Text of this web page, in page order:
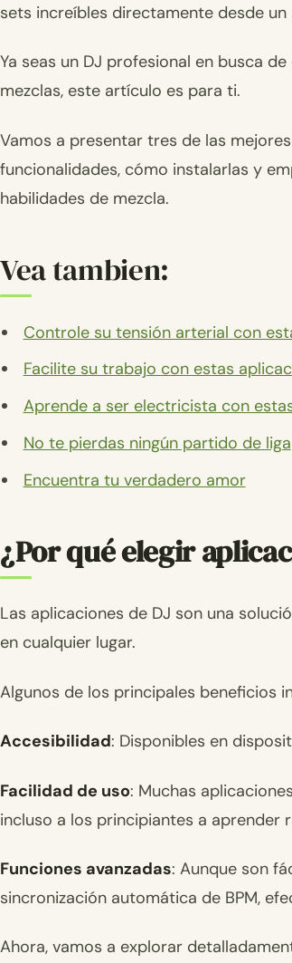
sets increíbles directamente desde
Ya seas un DJ profesional en busca
mezclas, este artículo es para ti.
Vamos a presentar tres de las
funcionalidades, cómo instalarlas y
habilidades de mezcla.
Vea tambien:
Controle su tensión arterial con
Facilite su trabajo con estas
Aprende a ser electricista con
No te pierdas ningún partido de liga
Encuentra tu verdadero amor
¿Por qué elegir
Las aplicaciones de DJ son una
en cualquier lugar.
Algunos de los principales beneficios
Accesibilidad: Disponibles en
Facilidad de uso: Muchas
incluso a los principiantes a aprender
Funciones avanzadas: Aunque son
sincronización automática de BPM,
Ahora, vamos a explorar